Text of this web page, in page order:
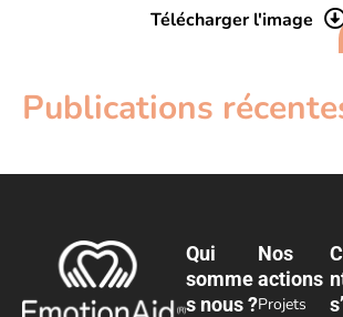
Télécharger l'image
Publications
Qui
somme
s nous ?
Nos
actions
Projets